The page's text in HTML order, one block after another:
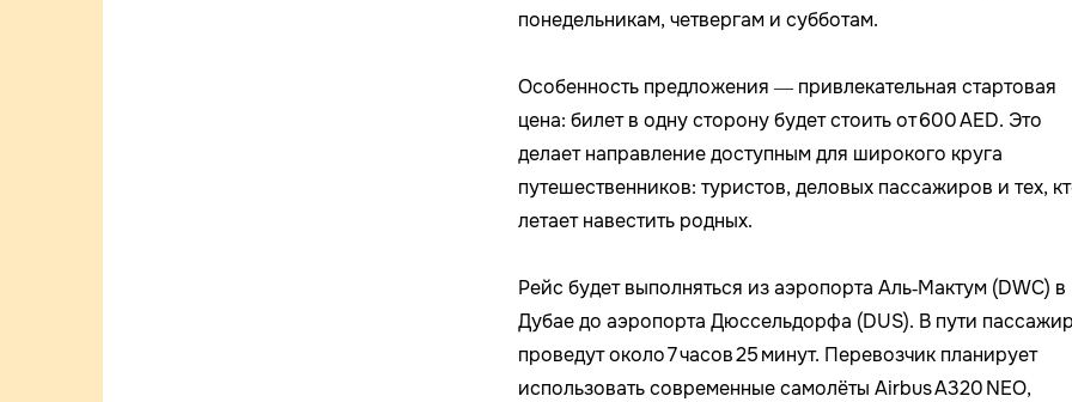
понедельникам, четвергам и субботам.
Особенность предложения — привлекательная стартовая
цена: билет в одну сторону будет стоить от 600 AED. Это
делает направление доступным для широкого круга
путешественников: туристов, деловых пассажиров и тех,
летает навестить родных.
Рейс будет выполняться из аэропорта Аль‑Мактум (DWC) в
Дубае до аэропорта Дюссельдорфа (DUS). В пути
проведут около 7 часов 25 минут. Перевозчик планирует
использовать современные самолёты Airbus A320 NEO,